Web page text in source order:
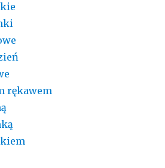
rękawem